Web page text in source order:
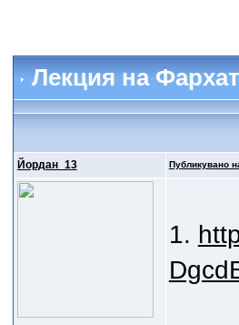
Лекция на
Йордан_13 Публикувано
1.